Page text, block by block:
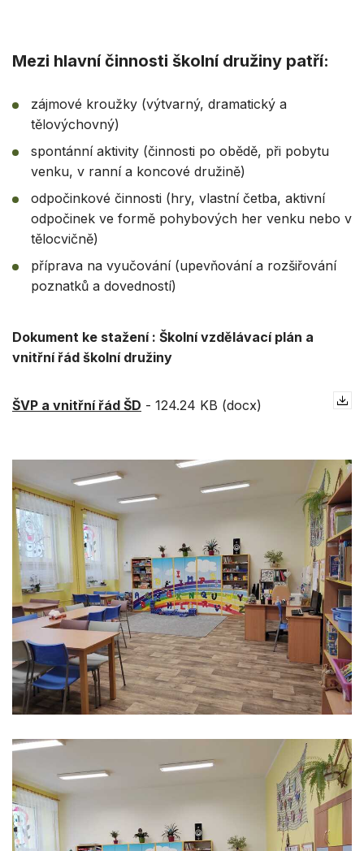
Mezi hlavní činnosti školní družiny patří:
zájmové kroužky (výtvarný, dramatický a
tělovýchovný)
spontánní aktivity (činnosti po obědě, při pobytu
venku, v ranní a koncové družině)
odpočinkové činnosti (hry, vlastní četba, aktivní
odpočinek ve formě pohybových her venku nebo v
tělocvičně)
příprava na vyučování (upevňování a rozšiřování
poznatků a dovedností)
Dokument ke stažení : Školní vzdělávací plán a
vnitřní řád školní družiny
ŠVP a vnitřní řád ŠD - 124.24 KB (docx)